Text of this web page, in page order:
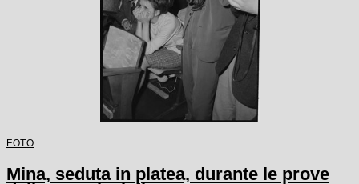
FOTO
Mina, seduta in platea, durante le prove